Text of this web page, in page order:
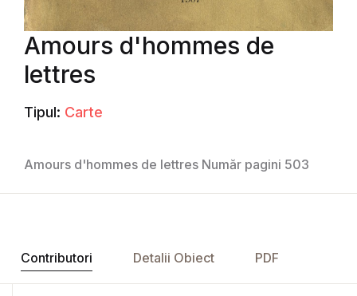
Amours d'hommes de
lettres
Tipul: Carte
Amours d'hommes de lettres Număr pagini 503
Contributori Detalii Obiect PDF